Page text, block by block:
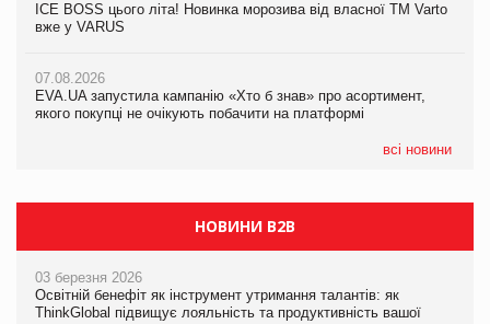
ICE BOSS цього літа! Новинка морозива від власної ТМ Varto
вже у VARUS
07.08.2026
EVA.UA запустила кампанію «Хто б знав» про асортимент,
якого покупці не очікують побачити на платформі
всі новини
06.08.2026
Смачна новинка для хвостатих: у VARUS з’явилися паучі
05.08.2026
Мережа супермаркетів VARUS купує мережу магазинів
НОВИНИ B2B
03 березня 2026
Освітній бенефіт як інструмент утримання талантів: як
ThinkGlobal підвищує лояльність та продуктивність вашої